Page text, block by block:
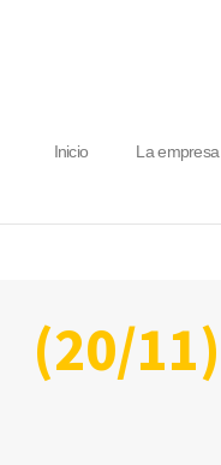
Inicio La empresa
(20/